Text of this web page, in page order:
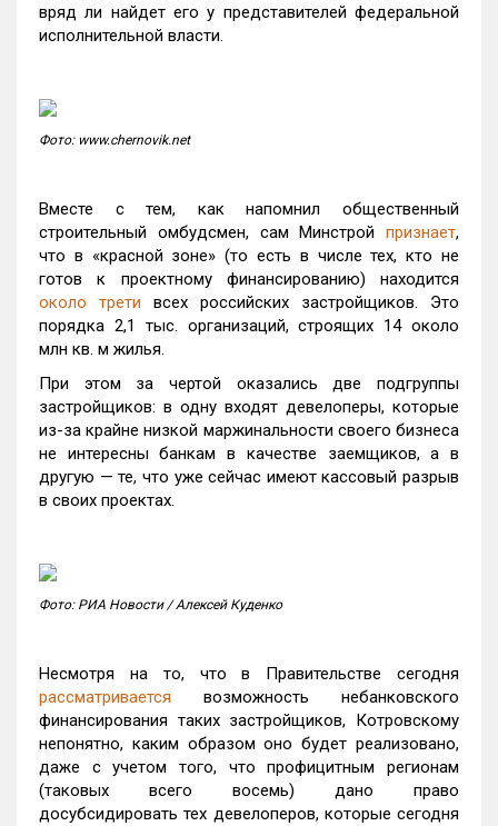
вряд ли найдет его у представителей федеральной
исполнительной власти.
Фото: www.chernovik.net
Вместе с тем, как напомнил общественный
строительный омбудсмен, сам Минстрой признает,
что в «красной зоне» (то есть в числе тех, кто не
готов к проектному финансированию) находится
около трети всех российских застройщиков. Это
порядка 2,1 тыс. организаций, строящих 14 около
млн кв. м жилья.
При этом за чертой оказались две подгруппы
застройщиков: в одну входят девелоперы, которые
из-за крайне низкой маржинальности своего бизнеса
не интересны банкам в качестве заемщиков, а в
другую — те, что уже сейчас имеют кассовый разрыв
в своих проектах.
Фото: РИА Новости / Алексей Куденко
Несмотря на то, что в Правительстве сегодня
рассматривается возможность небанковского
финансирования таких застройщиков, Котровскому
непонятно, каким образом оно будет реализовано,
даже с учетом того, что профицитным регионам
(таковых всего восемь) дано право
досубсидировать тех девелоперов, которые сегодня